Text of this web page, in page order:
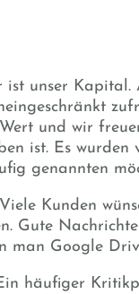
ist unser
und wir
ist. Es wurden
genannten
Kunden
Gute
man Google
häufiger